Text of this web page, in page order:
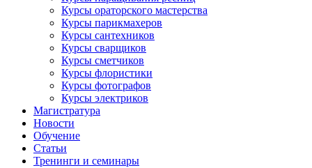
Курсы ораторского мастерства
Курсы парикмахеров
Курсы сантехников
Курсы сварщиков
Курсы сметчиков
Курсы флористики
Курсы фотографов
Курсы электриков
Магистратура
Новости
Обучение
Статьи
Тренинги и семинары